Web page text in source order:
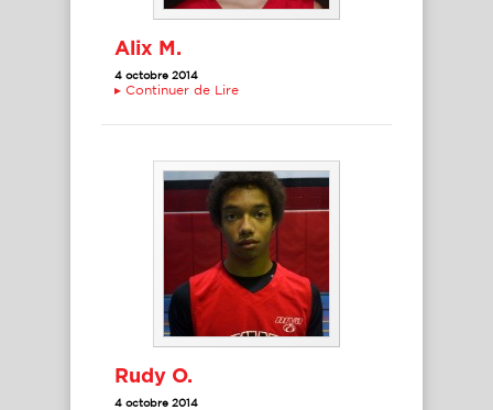
Alix M.
4 octobre 2014
▸ Continuer de Lire
Rudy O.
4 octobre 2014